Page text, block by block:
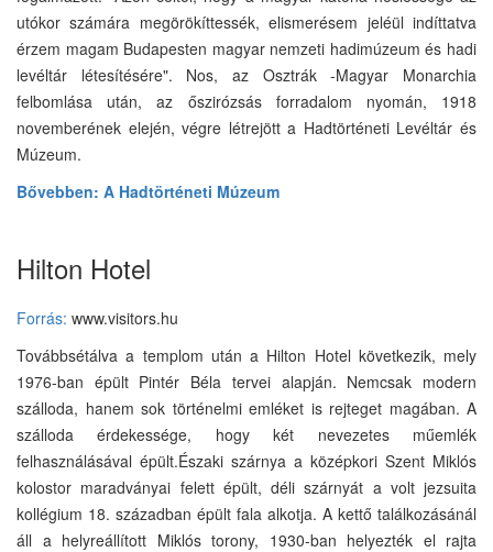
utókor számára megörökíttessék, elismerésem jeléül indíttatva
érzem magam Budapesten magyar nemzeti hadimúzeum és hadi
levéltár létesítésére". Nos, az Osztrák -Magyar Monarchia
felbomlása után, az őszirózsás forradalom nyomán, 1918
novemberének elején, végre létrejött a Hadtörténeti Levéltár és
Múzeum.
Bővebben: A Hadtörténeti Múzeum
Hilton Hotel
Forrás: www.visitors.hu
Továbbsétálva a templom után a Hilton Hotel következik, mely
1976-ban épült Pintér Béla tervei alapján. Nemcsak modern
szálloda, hanem sok történelmi emléket is rejteget magában. A
szálloda érdekessége, hogy két nevezetes műemlék
felhasználásával épült.Északi szárnya a középkori Szent Miklós
kolostor maradványai felett épült, déli szárnyát a volt jezsuita
kollégium 18. században épült fala alkotja. A kettő találkozásánál
áll a helyreállított Miklós torony, 1930-ban helyezték el rajta